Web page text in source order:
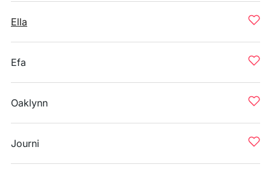
Ella
Efa
Oaklynn
Journi